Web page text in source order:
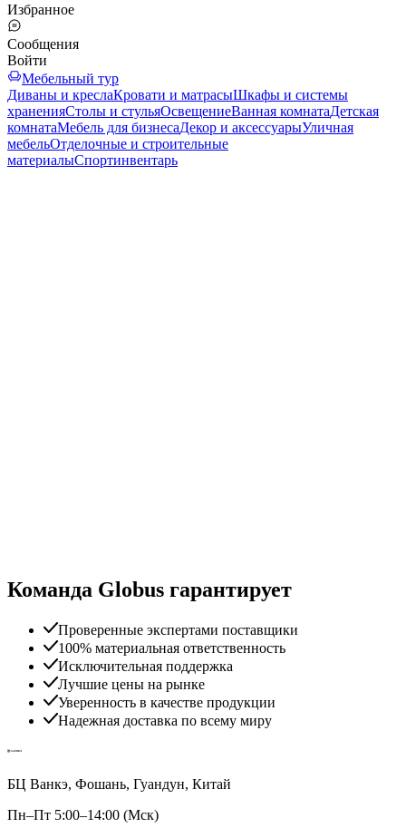
Избранное
Сообщения
Войти
Мебельный тур
Диваны и креслаКровати и матрасыШкафы и системы
храненияСтолы и стульяОсвещениеВанная комнатаДетская
комнатаМебель для бизнесаДекор и аксессуарыУличная
мебельОтделочные и строительные
материалыСпортинвентарь
Команда Globus гарантирует
Проверенные экспертами поставщики
100% материальная ответственность
Исключительная поддержка
Лучшие цены на рынке
Уверенность в качестве продукции
Надежная доставка по всему миру
БЦ Ванкэ, Фошань, Гуандун, Китай
Пн–Пт 5:00–14:00 (Мск)